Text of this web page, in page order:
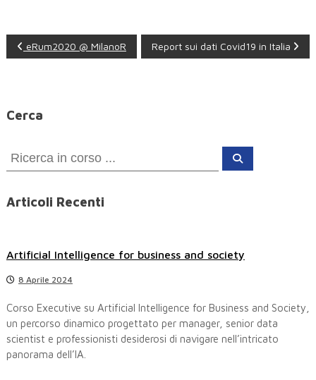
N
v
g
a
i
o
n
e
eRum2020 @ MilanoR Report sui dati Covid19 in Italia
Cerca
C
e
c
:
C
Articoli Recenti
Artificial Intelligence for business and society
8 Aprile 2024
Corso Executive su Artificial Intelligence for Business and Society,
un percorso dinamico progettato per manager, senior data
scientist e professionisti desiderosi di navigare nell’intricato
panorama dell’IA.